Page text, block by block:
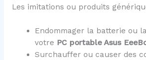
Les imitations ou produits
Endommager la batterie ou
votre PC portable Asus
Surchauffer ou causer des